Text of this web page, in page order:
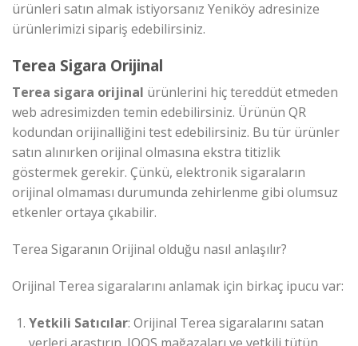
ürünleri satın almak istiyorsanız Yeniköy adresinize
ürünlerimizi sipariş edebilirsiniz.
Terea Sigara Orijinal
Terea sigara orijinal ürünlerini hiç tereddüt etmeden
web adresimizden temin edebilirsiniz. Ürünün QR
kodundan orijinalliğini test edebilirsiniz. Bu tür ürünler
satın alınırken orijinal olmasına ekstra titizlik
göstermek gerekir. Çünkü, elektronik sigaraların
orijinal olmaması durumunda zehirlenme gibi olumsuz
etkenler ortaya çıkabilir.
Terea Sigaranın Orijinal olduğu nasıl anlaşılır?
Orijinal Terea sigaralarını anlamak için birkaç ipucu var:
Yetkili Satıcılar: Orijinal Terea sigaralarını satan